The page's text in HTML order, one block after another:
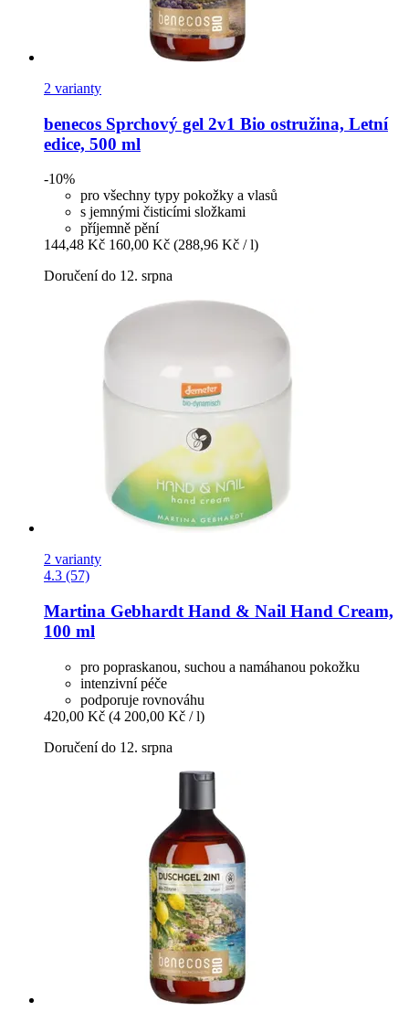
2 varianty
benecos Sprchový gel 2v1 Bio ostružina, Letní
edice, 500 ml
-10%
pro všechny typy pokožky a vlasů
s jemnými čisticími složkami
příjemně pění
144,48 Kč 160,00 Kč (288,96 Kč / l)
Doručení do 12. srpna
2 varianty
4.3 (57)
Martina Gebhardt Hand & Nail Hand Cream,
100 ml
pro popraskanou, suchou a namáhanou pokožku
intenzivní péče
podporuje rovnováhu
420,00 Kč (4 200,00 Kč / l)
Doručení do 12. srpna